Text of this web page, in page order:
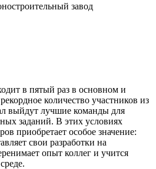
завод
в пятый раз в основном и
количество участников из
выйдут лучшие команды для
заданий. В этих условиях
приобретает особое значение:
свои разработки на
опыт коллег и учится